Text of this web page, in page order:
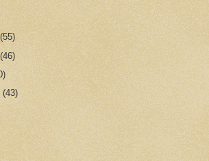
(55)
(46)
(43)